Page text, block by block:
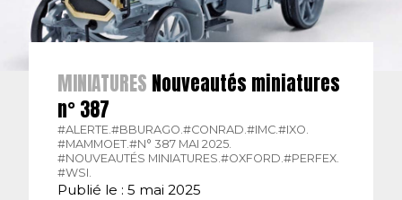
MINIATURES Nouveautés miniatures
n° 387
#ALERTE.#BBURAGO.#CONRAD.#IMC.#IXO.
#MAMMOET.#N° 387 MAI 2025.
#NOUVEAUTÉS MINIATURES.#OXFORD.#PERFEX.
#WSI.
Publié le : 5 mai 2025